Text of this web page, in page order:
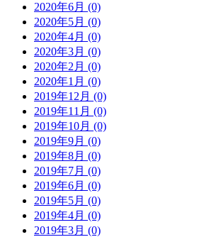
2020年6月 (0)
2020年5月 (0)
2020年4月 (0)
2020年3月 (0)
2020年2月 (0)
2020年1月 (0)
2019年12月 (0)
2019年11月 (0)
2019年10月 (0)
2019年9月 (0)
2019年8月 (0)
2019年7月 (0)
2019年6月 (0)
2019年5月 (0)
2019年4月 (0)
2019年3月 (0)